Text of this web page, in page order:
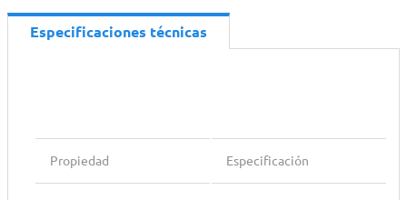
Especificaciones técnicas
Propiedad Especificación